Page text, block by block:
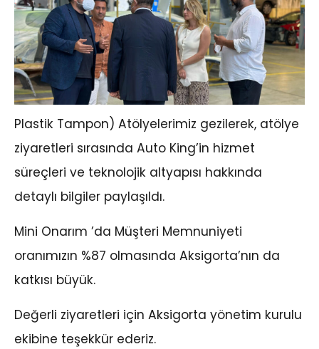
Plastik Tampon) Atölyelerimiz gezilerek, atölye
ziyaretleri sırasında Auto King’in hizmet
süreçleri ve teknolojik altyapısı hakkında
detaylı bilgiler paylaşıldı.
Mini Onarım ’da Müşteri Memnuniyeti
oranımızın %87 olmasında Aksigorta’nın da
katkısı büyük.
Değerli ziyaretleri için Aksigorta yönetim kurulu
ekibine teşekkür ederiz.